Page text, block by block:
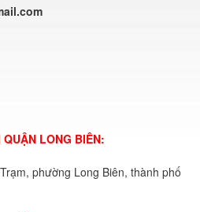
LONG BIÊN:
phường Long Biên, thành phố